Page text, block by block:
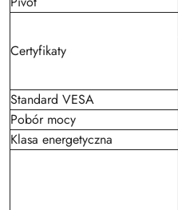
Certyfikaty
Standard VESA
Pobór mocy
Klasa energetyczna